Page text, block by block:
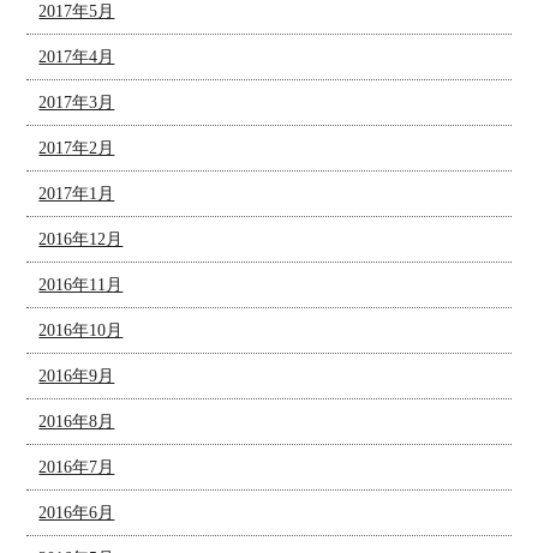
2017年5月
2017年4月
2017年3月
2017年2月
2017年1月
2016年12月
2016年11月
2016年10月
2016年9月
2016年8月
2016年7月
2016年6月